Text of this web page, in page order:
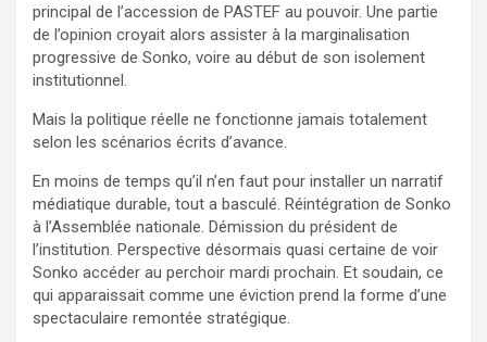
principal de l’accession de PASTEF au pouvoir. Une partie
de l’opinion croyait alors assister à la marginalisation
progressive de Sonko, voire au début de son isolement
institutionnel.
Mais la politique réelle ne fonctionne jamais totalement
selon les scénarios écrits d’avance.
En moins de temps qu’il n’en faut pour installer un narratif
médiatique durable, tout a basculé. Réintégration de Sonko
à l’Assemblée nationale. Démission du président de
l’institution. Perspective désormais quasi certaine de voir
Sonko accéder au perchoir mardi prochain. Et soudain, ce
qui apparaissait comme une éviction prend la forme d’une
spectaculaire remontée stratégique.